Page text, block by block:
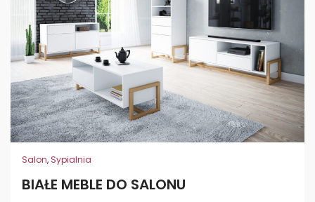
Salon, Sypialnia
BIAŁE MEBLE DO SALONU